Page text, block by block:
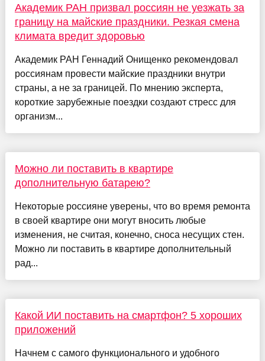
Академик РАН призвал россиян не уезжать за
границу на майские праздники. Резкая смена
климата вредит здоровью
Академик РАН Геннадий Онищенко рекомендовал
россиянам провести майские праздники внутри
страны, а не за границей. По мнению эксперта,
короткие зарубежные поездки создают стресс для
организм...
Можно ли поставить в квартире
дополнительную батарею?
Некоторые россияне уверены, что во время ремонта
в своей квартире они могут вносить любые
изменения, не считая, конечно, сноса несущих стен.
Можно ли поставить в квартире дополнительный
рад...
Какой ИИ поставить на смартфон? 5 хороших
приложений
Начнем с самого функционального и удобного